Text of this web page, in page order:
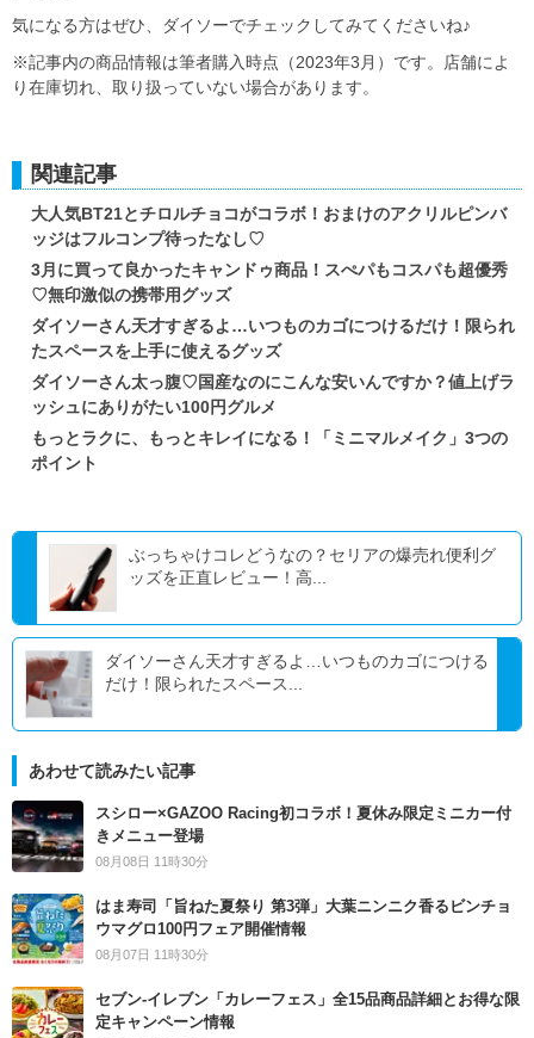
気になる方はぜひ、ダイソーでチェックしてみてくださいね♪
※記事内の商品情報は筆者購入時点（2023年3月）です。店舗によ
り在庫切れ、取り扱っていない場合があります。
関連記事
大人気BT21とチロルチョコがコラボ！おまけのアクリルピンバ
ッジはフルコンプ待ったなし♡
3月に買って良かったキャンドゥ商品！スぺパもコスパも超優秀
♡無印激似の携帯用グッズ
ダイソーさん天才すぎるよ…いつものカゴにつけるだけ！限られ
たスペースを上手に使えるグッズ
ダイソーさん太っ腹♡国産なのにこんな安いんですか？値上げラ
ッシュにありがたい100円グルメ
もっとラクに、もっとキレイになる！「ミニマルメイク」3つの
ポイント
ぶっちゃけコレどうなの？セリアの爆売れ便利グ
ッズを正直レビュー！高...
ダイソーさん天才すぎるよ…いつものカゴにつける
だけ！限られたスペース...
あわせて読みたい記事
スシロー×GAZOO Racing初コラボ！夏休み限定ミニカー付
きメニュー登場
08月08日 11時30分
はま寿司「旨ねた夏祭り 第3弾」大葉ニンニク香るビンチョ
ウマグロ100円フェア開催情報
08月07日 11時30分
セブン‐イレブン「カレーフェス」全15品商品詳細とお得な限
定キャンペーン情報